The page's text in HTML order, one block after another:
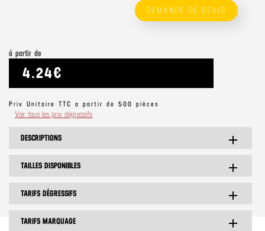
DEMANDE DE DEVIS
à partir de
4.24€
Prix Unitaire TTC a partir de 500 pièces
Voir tous les prix dégressifs
DESCRIPTIONS add
TAILLES DISPONIBLES add
TARIFS DÉGRESSIFS add
TARIFS MARQUAGE add